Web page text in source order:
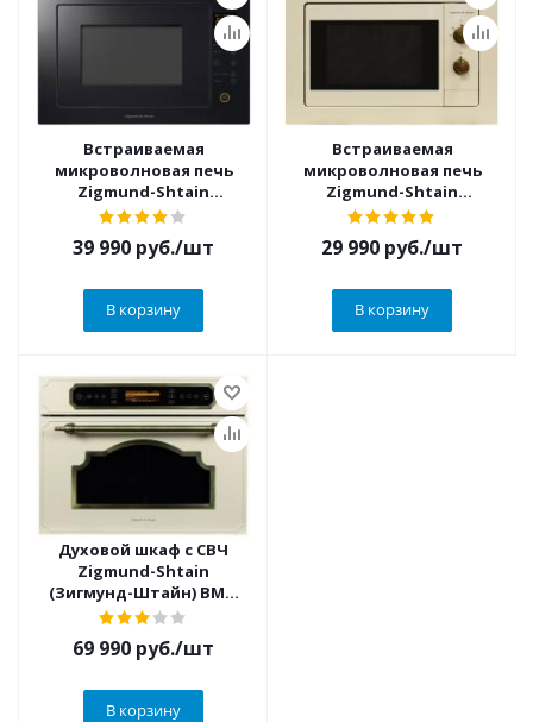
Встраиваемая
микроволновая печь
Zigmund-Shtain
(Зигмунд-Штайн) BMO
39 990 руб./шт
В корзину
Встраиваемая
микроволновая печь
Zigmund-Shtain
(Зигмунд-Штайн) BMO
29 990 руб./шт
В корзину
Духовой шкаф с СВЧ
Zigmund-Shtain
(Зигмунд-Штайн) BMO
20.362 X
69 990 руб./шт
В корзину